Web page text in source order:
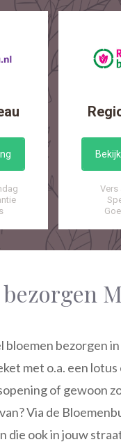
Vers
bloemen bezorgen
met o.a. een
of gewoon
Via de
die ook in jouw